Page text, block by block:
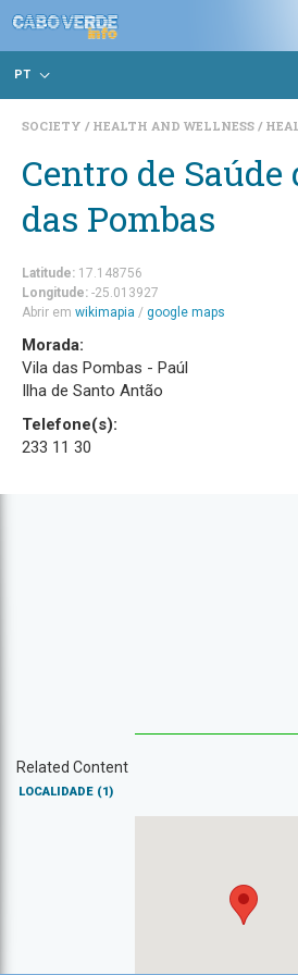
PT
SOCIETY HEALTH AND WELLNESS
Centro de Saúde
das Pombas
Latitude: 17.148756
Longitude: -25.013927
Abrir em wikimapia / google maps
Morada:
Vila das Pombas - Paúl
Ilha de Santo Antão
Telefone(s):
233 11 30
Related Content
LOCALIDADE (1)